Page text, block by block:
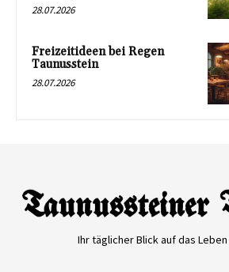
28.07.2026
Freizeitideen bei Regen
Taunusstein
28.07.2026
Ihr täglicher Blick auf das Leben